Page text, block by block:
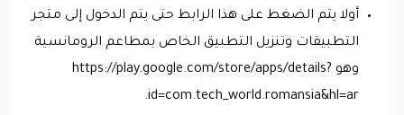
أولا يتم الضغط على هذا الرابط حتى يتم الدخول إلى متجر
التطبيقات وتنزيل التطبيق الخاص بمطاعم الرومانسية
وهو https://play.google.com/store/apps/details?
id=com.tech_world.romansia&hl=ar.